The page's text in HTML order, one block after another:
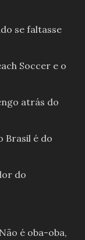
se faltasse
Soccer e o
atrás do
Brasil é do
do
é oba-oba,